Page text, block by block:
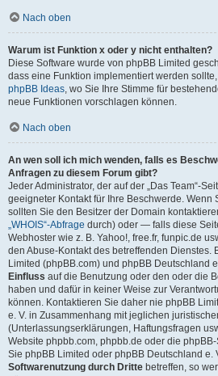
Nach oben
Warum ist Funktion x oder y nicht enthalten?
Diese Software wurde von phpBB Limited
dass eine Funktion implementiert werden
phpBB Ideas, wo Sie Ihre Stimme für
neue Funktionen vorschlagen können.
Nach oben
An wen soll ich mich wenden, falls es
Anfragen zu diesem Forum gibt?
Jeder Administrator, der auf der „Das Team“-
geeigneter Kontakt für Ihre Beschwerde. Wenn
sollten Sie den Besitzer der Domain
„WHOIS“-Abfrage durch) oder — falls diese
Webhoster wie z. B. Yahoo!, free.fr, funpic.de
den Abuse-Kontakt des betreffenden Dienstes.
Limited (phpBB.com) und phpBB Deutschland
Einfluss auf die Benutzung oder den oder die
haben und dafür in keiner Weise zur
können. Kontaktieren Sie daher nie phpBB
e. V. in Zusammenhang mit jeglichen
(Unterlassungserklärungen, Haftungsfragen
Website phpbb.com, phpbb.de oder die
Sie phpBB Limited oder phpBB Deutschland e.
Softwarenutzung durch Dritte betreffen, so